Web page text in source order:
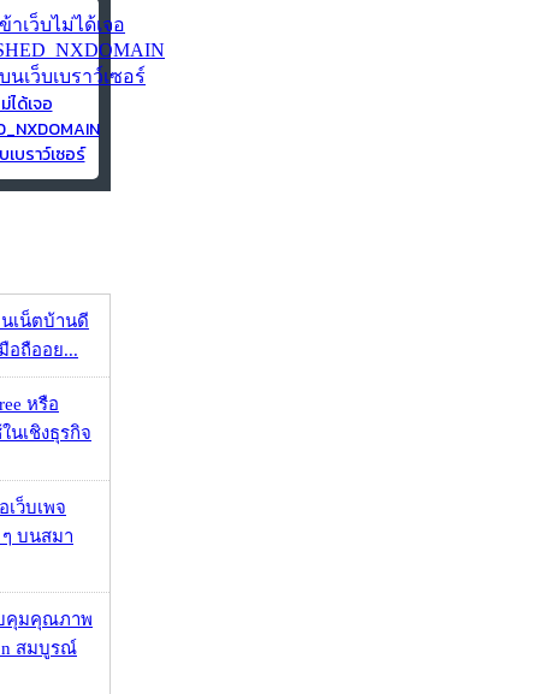
ได้เจอ
บราว์เซอร์
เน็ตบ้านดี
อถืออย...
หรือ
นเชิงธุรกิจ
ว็บเพจ
บนสมา
คุมคุณภาพ
สมบูรณ์